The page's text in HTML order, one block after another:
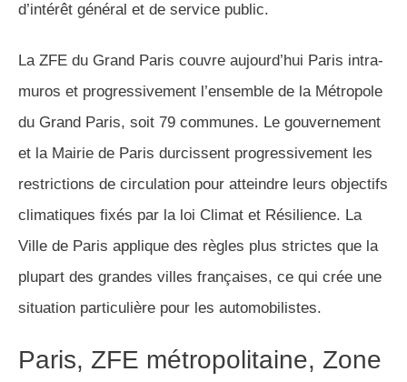
d’intérêt général et de service public.
La ZFE du Grand Paris couvre aujourd’hui Paris intra-
muros et progressivement l’ensemble de la Métropole
du Grand Paris, soit 79 communes. Le gouvernement
et la Mairie de Paris durcissent progressivement les
restrictions de circulation pour atteindre leurs objectifs
climatiques fixés par la loi Climat et Résilience. La
Ville de Paris applique des règles plus strictes que la
plupart des grandes villes françaises, ce qui crée une
situation particulière pour les automobilistes.
Paris, ZFE métropolitaine, Zone